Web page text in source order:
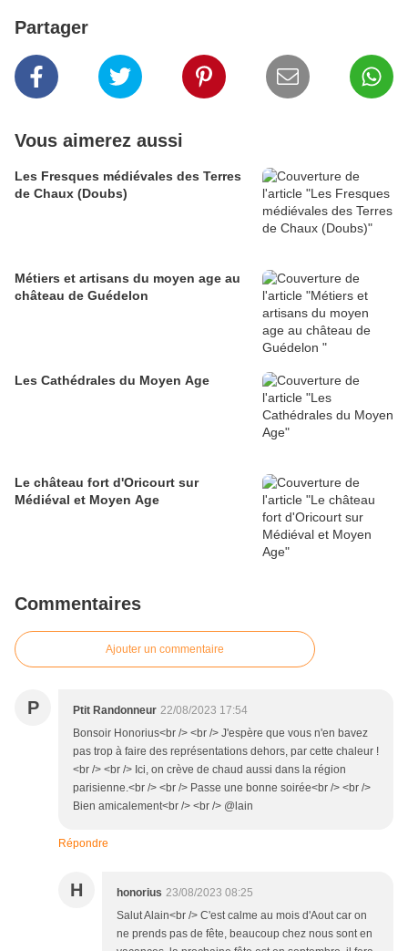
Partager
Vous aimerez aussi
Les Fresques médiévales des Terres
de Chaux (Doubs)
Métiers et artisans du moyen age au
château de Guédelon
Les Cathédrales du Moyen Age
Le château fort d'Oricourt sur
Médiéval et Moyen Age
Commentaires
Ajouter un commentaire
P Ptit Randonneur 22/08/2023 17:54
Bonsoir Honorius<br /> <br /> J'espère que vous n'en bavez
pas trop à faire des représentations dehors, par cette chaleur !
<br /> <br /> Ici, on crève de chaud aussi dans la région
parisienne.<br /> <br /> Passe une bonne soirée<br /> <br />
Bien amicalement<br /> <br /> @lain
Répondre
H honorius 23/08/2023 08:25
Salut Alain<br /> C'est calme au mois d'Aout car on
ne prends pas de fête, beaucoup chez nous sont en